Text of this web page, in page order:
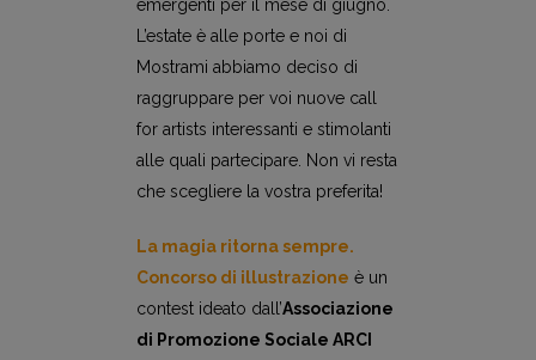
emergenti per il mese di giugno.
L’estate è alle porte e noi di
Mostrami abbiamo deciso di
raggruppare per voi nuove call
for artists interessanti e stimolanti
alle quali partecipare. Non vi resta
che scegliere la vostra preferita!
La magia ritorna sempre.
Concorso di illustrazione è un
contest ideato dall’Associazione
di Promozione Sociale ARCI